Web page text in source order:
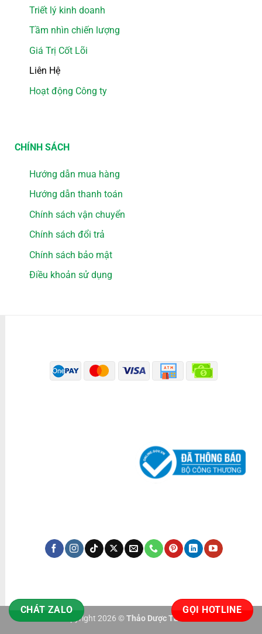
Triết lý kinh doanh
Tầm nhìn chiến lượng
Giá Trị Cốt Lõi
Liên Hệ
Hoạt động Công ty
CHÍNH SÁCH
Hướng dẫn mua hàng
Hướng dẫn thanh toán
Chính sách vận chuyển
Chính sách đổi trả
Chính sách bảo mật
Điều khoản sử dụng
CHÁT ZALO GỌI HOTLINE
Copyright 2026 © Thảo Dược Tấn Phát